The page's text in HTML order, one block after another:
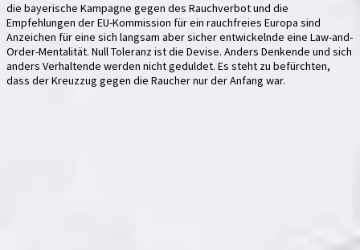
die bayerische Kampagne gegen des Rauchverbot und die
Empfehlungen der EU-Kommission für ein rauchfreies Europa sind
Anzeichen für eine sich langsam aber sicher entwickelnde eine Law-and-
Order-Mentalität. Null Toleranz ist die Devise. Anders Denkende und sich
anders Verhaltende werden nicht geduldet. Es steht zu befürchten,
dass der Kreuzzug gegen die Raucher nur der Anfang war.